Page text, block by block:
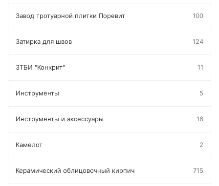
Завод тротуарной плитки Поревит 100
Затирка для швов 124
ЗТБИ "Конкрит" 11
Инструменты 5
Инструменты и аксессуары 16
Камелот 2
Керамический облицовочный кирпич 715